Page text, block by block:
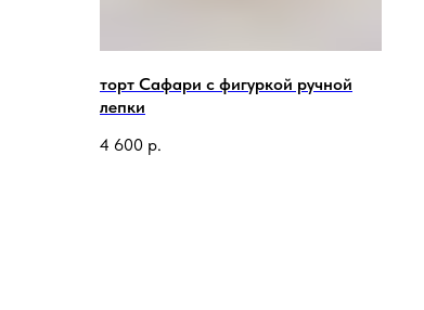
торт Сафари с фигуркой ручной
лепки
4 600 р.